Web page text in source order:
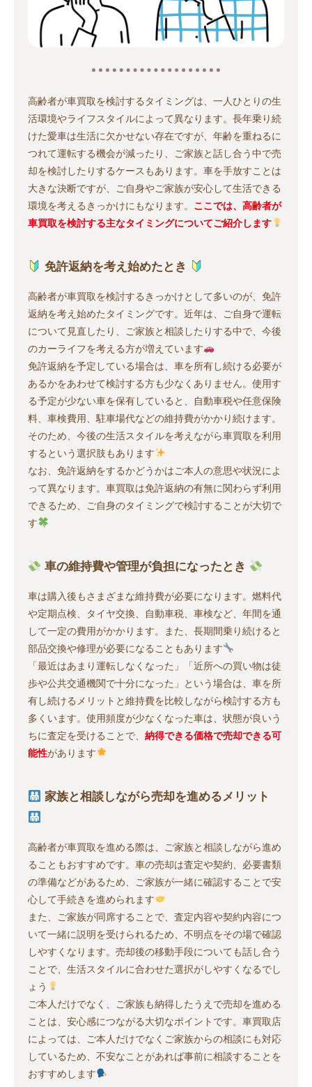
高齢者が車買取を検討するタイミングは、一人ひとりの生
活環境やライフスタイルによって異なります。長年乗り続
けた愛車は生活に欠かせない存在ですが、年齢を重ねるに
つれて運転する機会が減ったり、ご家族と話し合う中で売
却を検討したりするケースもあります。車を手放すことは
大きな決断ですが、ご自身やご家族が安心して生活できる
環境を考えるきっかけにもなります。 ここでは、高齢者が
車買取を検討する主なタイミングについてご紹介します
免許返納を考え始めたとき
高齢者が車買取を検討するきっかけとして多いのが、免許
返納を考え始めたタイミングです。近年は、ご自身で運転
について見直したり、ご家族と相談したりする中で、今後
のカーライフを考える方が増えています
免許返納を予定している場合は、車を所有し続ける必要が
あるかをあわせて検討する方も少なくありません。使用す
る予定が少ない車を保有していると、自動車税や任意保険
料、車検費用、駐車場代などの維持費がかかり続けます。
そのため、今後の生活スタイルを考えながら車買取を利用
するという選択肢もあります
なお、免許返納をするかどうかはご本人の意思や状況によ
って異なります。車買取は免許返納の有無に関わらず利用
できるため、ご自身のタイミングで検討することが大切で
す
車の維持費や管理が負担になったとき
車は購入後もさまざまな維持費が必要になります。燃料代
や定期点検、タイヤ交換、自動車税、車検など、年間を通
して一定の費用がかかります。また、長期間乗り続けると
部品交換や修理が必要になることもあります
「最近はあまり運転しなくなった」「近所への買い物は徒
歩や公共交通機関で十分になった」という場合は、車を所
有し続けるメリットと維持費を比較しながら検討する方も
多くいます。使用頻度が少なくなった車は、状態が良いう
ちに査定を受けることで、 納得できる価格で売却できる可
能性があります
家族と相談しながら売却を進めるメリット
高齢者が車買取を進める際は、ご家族と相談しながら進め
ることもおすすめです。車の売却は査定や契約、必要書類
の準備などがあるため、ご家族が一緒に確認することで安
心して手続きを進められます
また、ご家族が同席することで、査定内容や契約内容につ
いて一緒に説明を受けられるため、不明点をその場で確認
しやすくなります。売却後の移動手段についても話し合う
ことで、生活スタイルに合わせた選択がしやすくなるでし
ょう
ご本人だけでなく、ご家族も納得したうえで売却を進める
ことは、安心感につながる大切なポイントです。車買取店
によっては、ご本人だけでなくご家族からの相談にも対応
しているため、不安なことがあれば事前に相談することを
おすすめします